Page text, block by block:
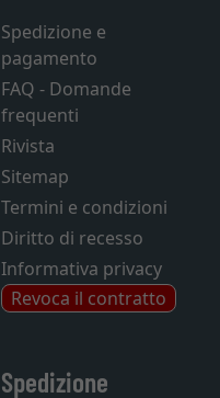
Spedizione e
pagamento
FAQ - Domande
frequenti
Rivista
Sitemap
Termini e condizioni
Diritto di recesso
Informativa privacy
Revoca il contratto
Spedizione